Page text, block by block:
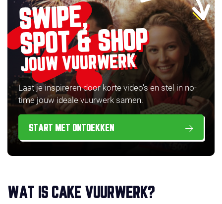
SWIPE,
SPOT & SHOP
JOUW VUURWERK
Laat je inspireren door korte video’s en stel in no-
time jouw ideale vuurwerk samen.
START MET ONTDEKKEN
WAT IS CAKE VUURWERK?